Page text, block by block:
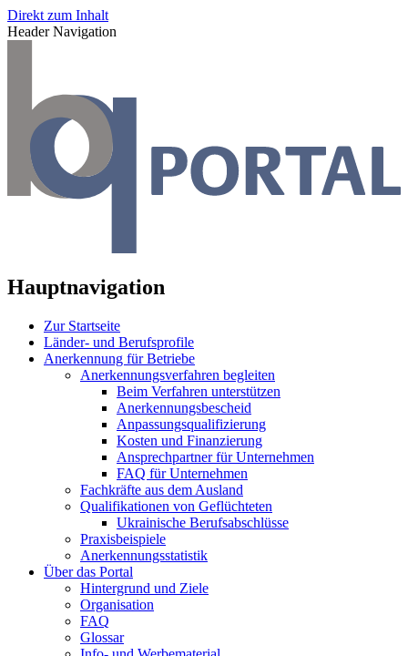
Direkt zum Inhalt
Header Navigation
Hauptnavigation
Zur Startseite
Länder- und Berufsprofile
Anerkennung für Betriebe
Anerkennungsverfahren begleiten
Beim Verfahren unterstützen
Anerkennungsbescheid
Anpassungsqualifizierung
Kosten und Finanzierung
Ansprechpartner für Unternehmen
FAQ für Unternehmen
Fachkräfte aus dem Ausland
Qualifikationen von Geflüchteten
Ukrainische Berufsabschlüsse
Praxisbeispiele
Anerkennungsstatistik
Über das Portal
Hintergrund und Ziele
Organisation
FAQ
Glossar